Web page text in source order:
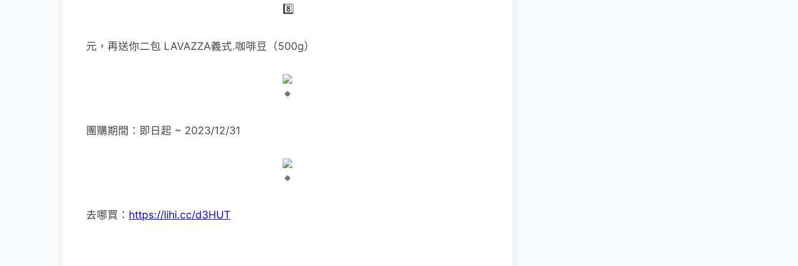
元，再送你二包 LAVAZZA義式.咖啡豆（500g）
團購期間：即日起 ~ 2023/12/31
去哪買： https://lihi.cc/d3HUT